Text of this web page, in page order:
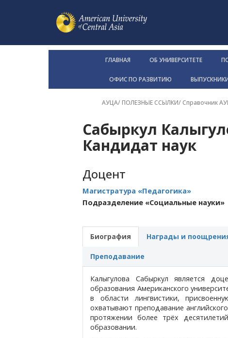
ГЛАВНАЯ ОБ УНИВЕРСИТЕТЕ
ОФИС ПО РАЗВИТИЮ
АУЦА/ ПОЛЕЗНЫЕ ССЫЛКИ/ Справочник
Сабыркул
Кандидат наук
Доцент
Магистратура «Педагогика»
Подразделение «Социальные науки»
Биография Награды и
Преподавание
Калыгулова Сабыркул является
образования Американского
в области лингвистики,
охватывают преподавание
протяжении более трёх
образовании.